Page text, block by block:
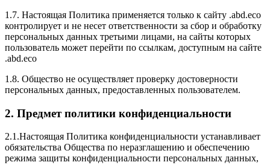
1.7. Настоящая Политика применяется только к сайту .abd.eco
контролирует и не несет ответственности за сбор и обработку
персональных данных третьими лицами, на сайты которых
пользователь может перейти по ссылкам, доступным на сайте
.abd.eco
1.8. Общество не осуществляет проверку достоверности
персональных данных, предоставленных пользователем.
2. Предмет политики конфиденциальности
2.1.Настоящая Политика конфиденциальности устанавливает
обязательства Общества по неразглашению и обеспечению
режима защиты конфиденциальности персональных данных,